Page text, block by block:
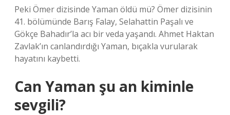
Peki Ömer dizisinde Yaman öldü mü? Ömer dizisinin
41. bölümünde Barış Falay, Selahattin Paşalı ve
Gökçe Bahadır’la acı bir veda yaşandı. Ahmet Haktan
Zavlak’ın canlandırdığı Yaman, bıçakla vurularak
hayatını kaybetti.
Can Yaman şu an kiminle
sevgili?